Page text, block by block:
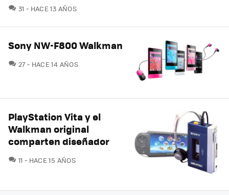
31 COMENTARIOS
HACE 13 AÑOS
Sony NW-F800 Walkman
27COMENTARIOS
HACE 14 AÑOS
PlayStation Vita y el
Walkman original
comparten diseñador
11 COMENTARIOS
HACE 15 AÑOS